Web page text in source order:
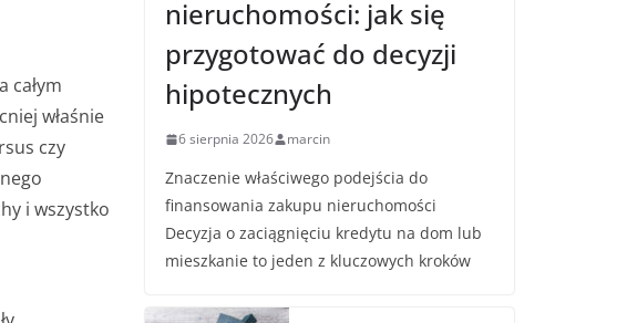
całym
właśnie
czy
i wszystko
nieruchomości: jak się
przygotować do decyzji
hipotecznych
6 sierpnia 2026 marcin
Znaczenie właściwego podejścia do
finansowania zakupu nieruchomości
Decyzja o zaciągnięciu kredytu na dom lub
mieszkanie to jeden z kluczowych kroków